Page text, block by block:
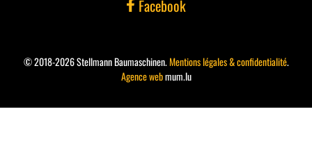
Facebook
© 2018-2026 Stellmann Baumaschinen.Mentions légales & confidentialité.
Agence webmum.lu